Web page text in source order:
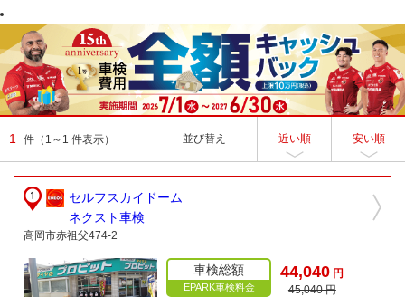
1 件 （1～1 件表示） 並び替え 近い順 安い順
セルフスカイドーム
ネクスト車検
高岡市赤祖父474-2
車検総額
EPARK車検料金
44,040 円
45,040 円